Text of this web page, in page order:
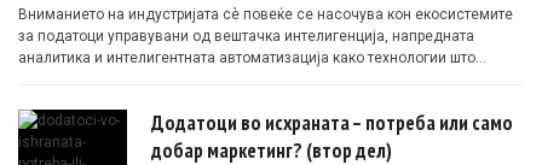
Вниманието на индустријата сè повеќе се насочува кон екосистемите
за податоци управувани од вештачка интелигенција, напредната
аналитика и интелигентната автоматизација како технологии што
Додатоци во исхраната – потреба или само
добар маркетинг? (втор дел)